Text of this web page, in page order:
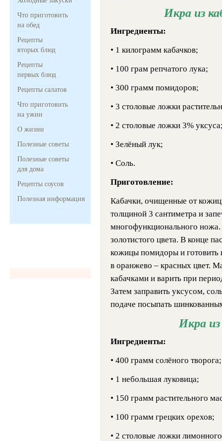
Что приготовить
на обед
Рецепты
вторых блюд
Рецепты
первых блюд
Рецепты салатов
Что приготовить
на ужин
О жизни
Полезные советы
Полезные советы
для дома
Рецепты соусов
Полезная информация
Икра из
Ингредиенты:
• 1 килограмм кабачков;
• 100 грам репчатого лука;
• 300 грамм помидоров;
• 3 столовые ложки
• 2 столовые ложки 3%
• Зелёный лук;
• Соль.
Приготовление:
Кабачки, очищенные от
толщиной 3 сантиметра и
многофункционального
золотистого цвета. В конце
кожицы помидоры и готовить
в оранжево – красных цвет.
кабачками и варить при
Затем заправить уксусом,
подаче посыпать
Икра
Ингредиенты:
• 400 грамм солёного творога;
• 1 небольшая луковица;
• 150 грамм растительного
• 100 грамм грецких орехов;
• 2 столовые ложки